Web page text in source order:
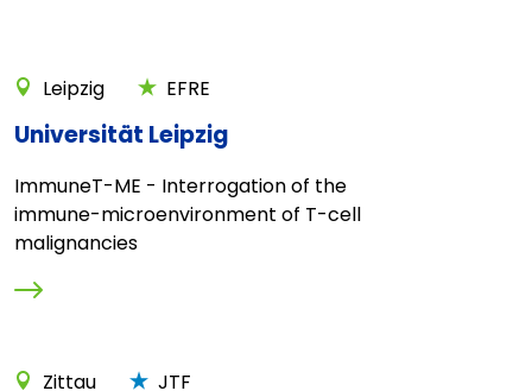
Leipzig EFRE
Universität Leipzig
ImmuneT-ME - Interrogation of the
immune-microenvironment of T-cell
malignancies
Zittau JTF